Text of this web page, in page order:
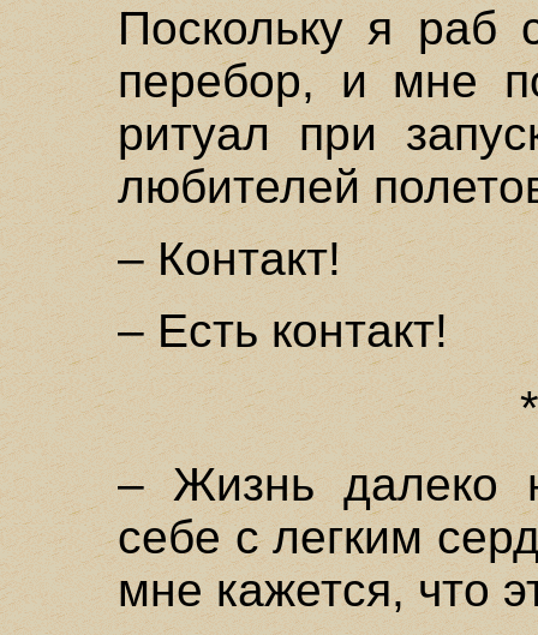
Поскольку я раб
перебор, и мне
ритуал при
любителей
– Контакт!
– Есть контакт!
– Жизнь далеко
себе с легким
мне кажется, что